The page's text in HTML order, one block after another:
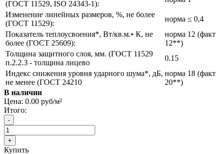
(ГОСТ 11529, ISO 24343-1):
Изменение линейных размеров, %, не более
(ГОСТ 11529):
норма ≤ 0,4
Показатель теплоусвоения*, Вт/кв.м.• К, не
более (ГОСТ 25609):
норма 12 (факт
12**)
Толщина защитного слоя, мм. (ГОСТ 11529
п.2.2.3 - толщина лицево
0.15
Индекс снижения уровня ударного шума*, дБ,
не менее (ГОСТ 24210
норма 18 (факт
20**)
В наличии
Цена: 0.00 руб/м²
Итого:
Купить